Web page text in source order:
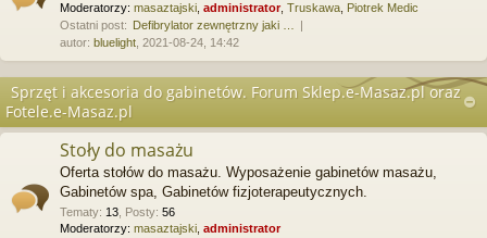
Moderatorzy: masaztajski administrator, Truskawa Piotrek Medic
Ostatni post: Defibrylator zewnętrzny jaki …
autor: bluelight , 2021-08-24, 14:42
Sprzęt i akcesoria do gabinetów. Forum Sklep.e-Masaz.pl oraz
Fotele.e-Masaz.pl
Stoły do masażu
Oferta stołów do masażu. Wyposażenie gabinetów masażu,
Gabinetów spa, Gabinetów fizjoterapeutycznych.
Tematy: 13 Posty: 56
Moderatorzy: masaztajski administrator